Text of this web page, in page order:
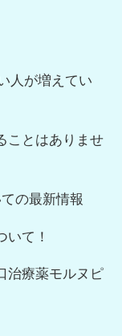
人が増えてい
ことはありませ
の最新情報
いて！
治療薬モルヌピ